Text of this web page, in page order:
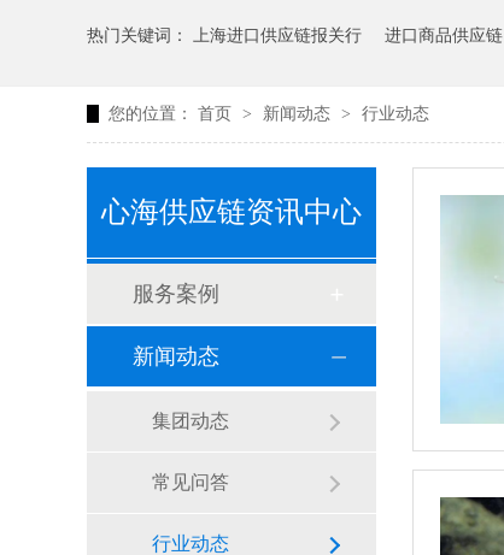
热门关键词： 上海进口供应链报关行 进口商品供应链
您的位置： 首页 > 新闻动态 > 行业动态
心海供应链资讯中心
服务案例
新闻动态
集团动态
常见问答
行业动态